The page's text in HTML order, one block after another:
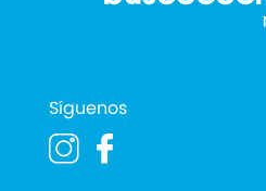
Síguenos